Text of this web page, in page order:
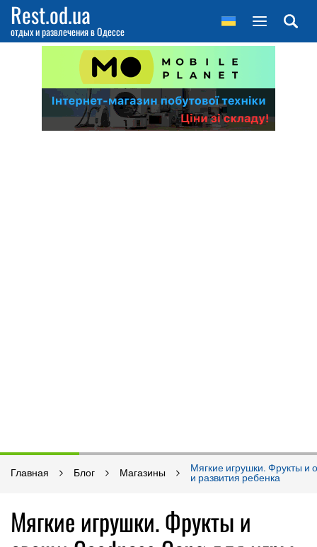
Rest.od.ua
отдых и развлечения в Одессе
Главная Блог Магазины
Мягкие игрушки. Фрукты и
и развития ребенка
Мягкие игрушки. Фрукты и